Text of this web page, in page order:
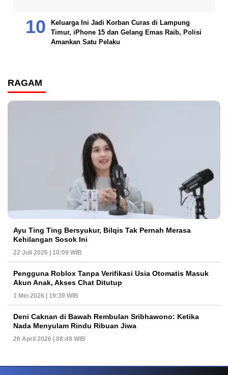
Keluarga Ini Jadi Korban Curas di Lampung
Timur, iPhone 15 dan Gelang Emas Raib, Polisi
Amankan Satu Pelaku
RAGAM
Ayu Ting Ting Bersyukur, Bilqis Tak Pernah Merasa
Kehilangan Sosok Ini
22 Juli 2026 | 10:09 WIB
Pengguna Roblox Tanpa Verifikasi Usia Otomatis Masuk
Akun Anak, Akses Chat Ditutup
1 Mei 2026 | 19:39 WIB
Deni Caknan di Bawah Rembulan Sribhawono: Ketika
Nada Menyulam Rindu Ribuan Jiwa
26 April 2026 | 08:49 WIB